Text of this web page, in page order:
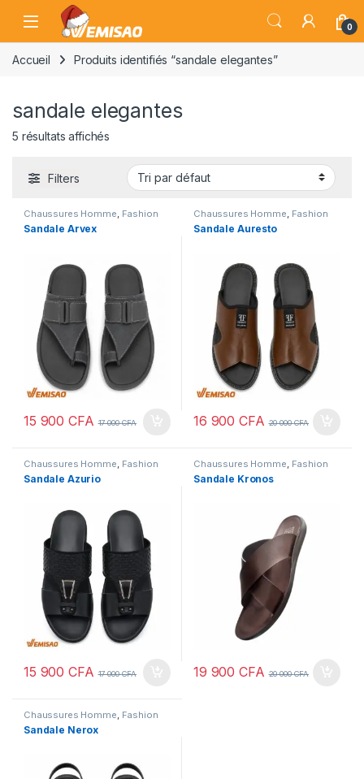
Skip to navigation
Skip to content
Open 0
Accueil Produits identifiés “sandale elegantes”
sandale elegantes
5 résultats affichés
Filters
Chaussures Homme Fashion
Sandale Arvex
15 900CFA 17 000CFA
Chaussures Homme Fashion
Sandale Auresto
16 900CFA 20 000CFA
Chaussures Homme, Fashion
Sandale Azurio
15 900CFA 17 000CFA
Chaussures Homme, Fashion
Sandale Kronos
19 900CFA 20 000CFA
Chaussures Homme, Fashion
Sandale Nerox